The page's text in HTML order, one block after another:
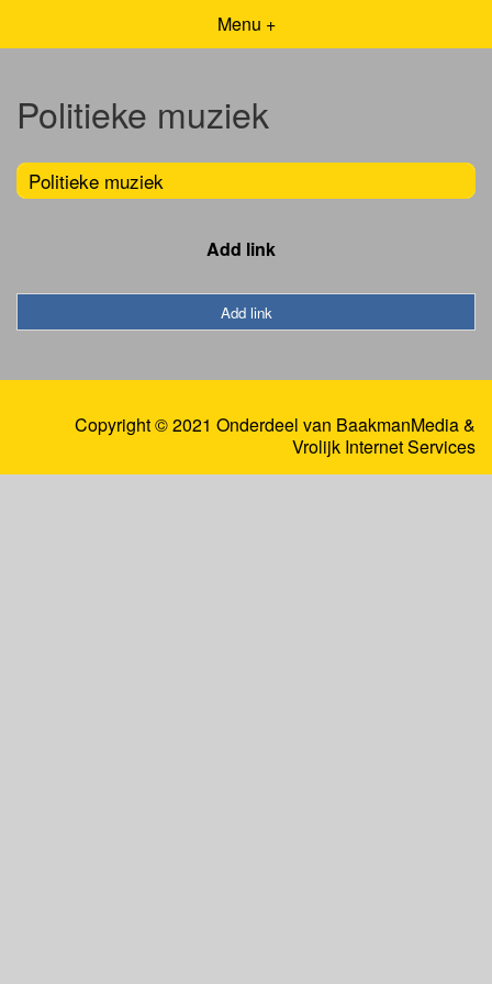
Menu +
Politieke muziek
Politieke muziek
Add link
Add link
Copyright © 2021 Onderdeel van BaakmanMedia&
Vrolijk Internet Services